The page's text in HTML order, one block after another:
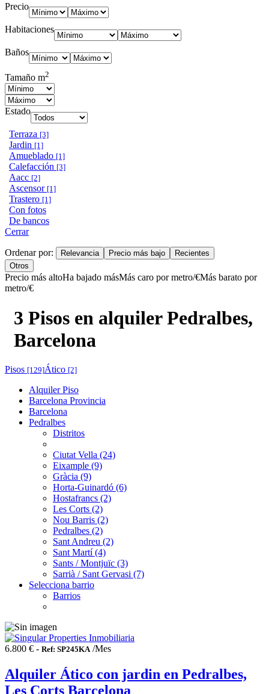
Precio
Habitaciones
Baños
Tamaño m2
Estado
Terraza [3]
Jardin [1]
Amueblado [1]
Calefacción [3]
Aacc [2]
Ascensor [1]
Trastero [1]
Con fotos
De bancos
Cerrar
Ordenar por: Relevancia Precio más bajo
Recientes
Otros
Precio más altoHa bajado másMás caro por metro/€Más barato por
metro/€
3 Pisos en alquiler Pedralbes,
Barcelona
Pisos [129]Ático [2]
Alquiler Piso
Barcelona Provincia
Barcelona
Pedralbes
Distritos
Ciutat Vella (24)
Eixample (9)
Gràcia (9)
Horta-Guinardó (6)
Hostafrancs (2)
Les Corts (2)
Nou Barris (2)
Pedralbes (2)
Sant Andreu (2)
Sant Martí (4)
Sants / Montjuïc (3)
Sarrià / Sant Gervasi (7)
Selecciona barrio
Barrios
6.800 € - Ref: SP245KA /Mes
Alquiler Ático con jardin en Pedralbes,
Les Corts Barcelona